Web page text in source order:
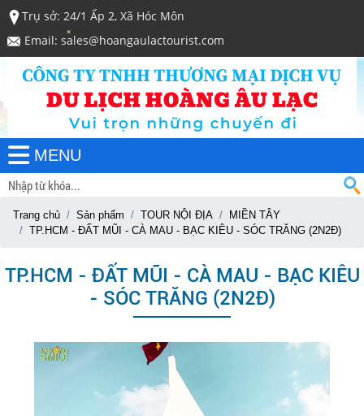
Trụ sở: 24/1 Ấp 2, Xã Hóc Môn
Email: sales@hoangaulactourist.com
MENU
Trang chủ Sản phẩm TOUR NỘI ĐỊA
MIỀN TÂY
TP.HCM - ĐẤT MŨI - CÀ MAU - BẠC KIÊU - SÓC TRĂNG (2N2Đ)
TP.HCM - ĐẤT MŨI - CÀ MAU - BẠC KIÊU
- SÓC TRĂNG (2N2Đ)